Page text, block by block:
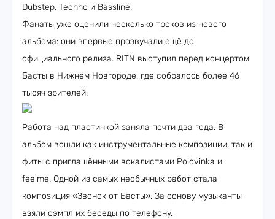
Dubstep, Techno и Bassline.
Фанаты уже оценили несколько треков из нового
альбома: они впервые прозвучали ещё до
официального релиза. RITN выступил перед концертом
Басты в Нижнем Новгороде, где собралось более 46
тысяч зрителей.
Работа над пластинкой заняла почти два года. В
альбом вошли как инструментальные композиции, так и
фиты с приглашёнными вокалистами Polovinka и
feelme. Одной из самых необычных работ стала
композиция «Звонок от Басты». За основу музыканты
взяли сэмпл их беседы по телефону.